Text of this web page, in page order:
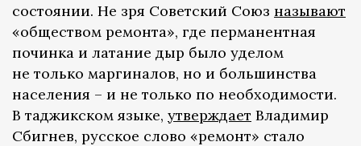
состоянии. Не зря Советский Союз называют
«обществом ремонта», где перманентная
починка и латание дыр было уделом
не только маргиналов, но и большинства
населения – и не только по необходимости.
В таджикском языке, утверждает Владимир
Сбигнев, русское слово «ремонт» стало